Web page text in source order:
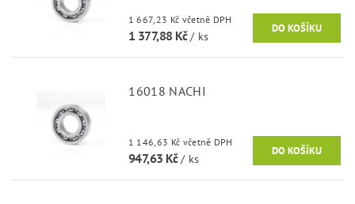
1 667,23 Kč včetně DPH
1 377,88 Kč/ ks
16018 NACHI
1 146,63 Kč včetně DPH
947,63 Kč/ ks